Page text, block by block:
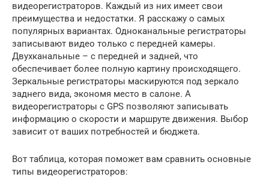
видеорегистраторов. Каждый из них имеет свои
преимущества и недостатки. Я расскажу о самых
популярных вариантах. Одноканальные регистраторы
записывают видео только с передней камеры.
Двухканальные – с передней и задней, что
обеспечивает более полную картину происходящего.
Зеркальные регистраторы маскируются под зеркало
заднего вида, экономя место в салоне. А
видеорегистраторы с GPS позволяют записывать
информацию о скорости и маршруте движения. Выбор
зависит от ваших потребностей и бюджета.
Вот таблица, которая поможет вам сравнить основные
типы видеорегистраторов: